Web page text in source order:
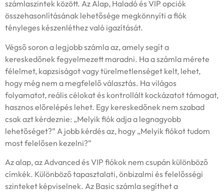
számlaszintek között. Az Alap, Haladó és VIP opciók
összehasonlításának lehetősége megkönnyíti a fiók
tényleges készenléthez való igazítását.
Végső soron a legjobb számla az, amely segít a
kereskedőnek fegyelmezett maradni. Ha a számla mérete
félelmet, kapzsiságot vagy türelmetlenséget kelt, lehet,
hogy még nem a megfelelő választás. Ha világos
folyamatot, reális célokat és kontrollált kockázatot támogat,
hasznos előrelépés lehet. Egy kereskedőnek nem szabad
csak azt kérdeznie: „Melyik fiók adja a legnagyobb
lehetőséget?” A jobb kérdés az, hogy „Melyik fiókot tudom
most felelősen kezelni?”
Az alap, az Advanced és VIP fiókok nem csupán különböző
címkék. Különböző tapasztalati, önbizalmi és felelősségi
szinteket képviselnek. Az Basic számla segíthet a